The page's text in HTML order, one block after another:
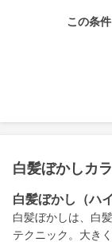
この条
白髪ぼかしカ
白髪ぼかし（ハ
白髪ぼかしは、白
テクニック。大き